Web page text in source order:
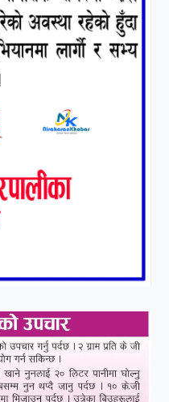
। ८
महाधिवेशनको
मा
६.५ हुन सक्दैन ।